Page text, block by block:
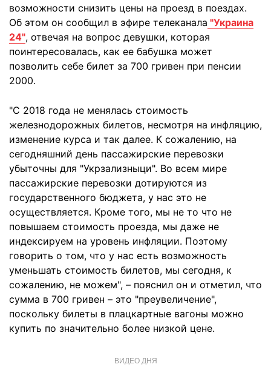
возможности снизить цены на проезд в поездах.
Об этом он сообщил в эфире телеканала "Украина
24", отвечая на вопрос девушки, которая
поинтересовалась, как ее бабушка может
позволить себе билет за 700 гривен при пенсии
2000.
"С 2018 года не менялась стоимость
железнодорожных билетов, несмотря на инфляцию,
изменение курса и так далее. К сожалению, на
сегодняшний день пассажирские перевозки
убыточны для "Укрзализныци". Во всем мире
пассажирские перевозки дотируются из
государственного бюджета, у нас это не
осуществляется. Кроме того, мы не то что не
повышаем стоимость проезда, мы даже не
индексируем на уровень инфляции. Поэтому
говорить о том, что у нас есть возможность
уменьшать стоимость билетов, мы сегодня, к
сожалению, не можем", – пояснил он и отметил, что
сумма в 700 гривен – это "преувеличение",
поскольку билеты в плацкартные вагоны можно
купить по значительно более низкой цене.
ВИДЕО ДНЯ